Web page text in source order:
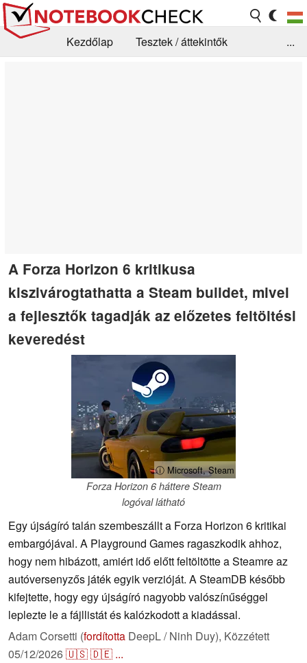
Kezdőlap
Tesztek / áttekintők
...
A Forza Horizon 6 kritikusa
kiszivárogtathatta a Steam buildet, mivel
a fejlesztők tagadják az előzetes feltöltési
keveredést
ⓘ Microsoft, Steam
Forza Horizon 6 háttere Steam
logóval látható
Egy újságíró talán szembeszállt a Forza Horizon 6 kritikai
embargójával. A Playground Games ragaszkodik ahhoz,
hogy nem hibázott, amiért idő előtt feltöltötte a Steamre az
autóversenyzős játék egyik verzióját. A SteamDB később
kifejtette, hogy egy újságíró nagyobb valószínűséggel
leplezte le a fájllistát és kalózkodott a kiadással.
Adam Corsetti (fordította DeepL / Ninh Duy), Közzétett
05/12/2026🇺🇸🇩🇪 ...